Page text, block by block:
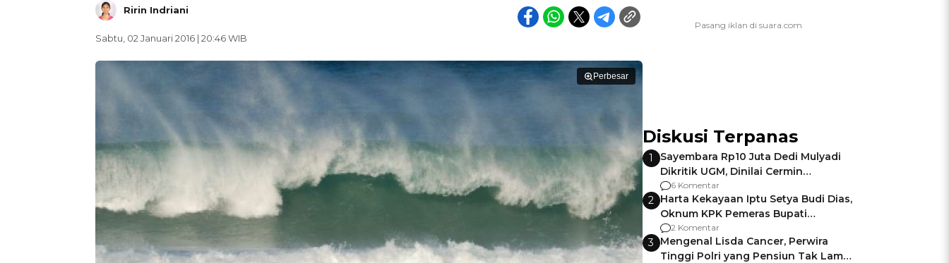
Ririn Indriani
Sabtu, 02 Januari 2016 | 20:46 WIB
Perbesar
Diskusi Terpanas
1
Sayembara Rp10 Juta Dedi Mulyadi
Dikritik UGM, Dinilai Cermin
Gagalnya Negara Jamin Keamanan
6 Komentar
2 Harta Kekayaan Iptu Setya Budi Dias,
Oknum KPK Pemeras Bupati
Pemalang
2 Komentar
3 Mengenal Lisda Cancer, Perwira
Tinggi Polri yang Pensiun Tak Lama